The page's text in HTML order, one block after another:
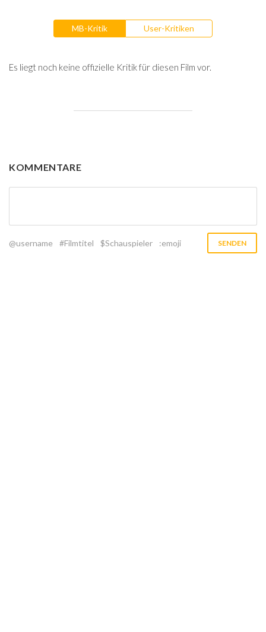
MB-Kritik User-Kritiken
Es liegt noch keine offizielle Kritik für diesen Film vor.
KOMMENTARE
@username #Filmtitel $Schauspieler :emoji